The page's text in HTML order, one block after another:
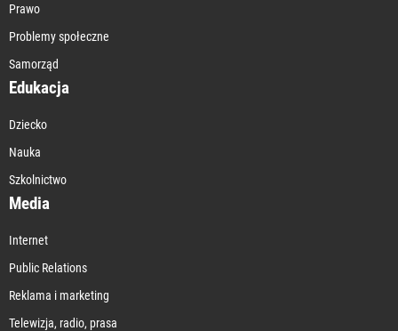
Prawo
Problemy społeczne
Samorząd
Edukacja
Dziecko
Nauka
Szkolnictwo
Media
Internet
Public Relations
Reklama i marketing
Telewizja, radio, prasa